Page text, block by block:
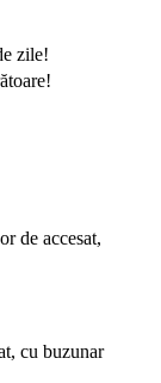
zile!
de accesat,
cu buzunar